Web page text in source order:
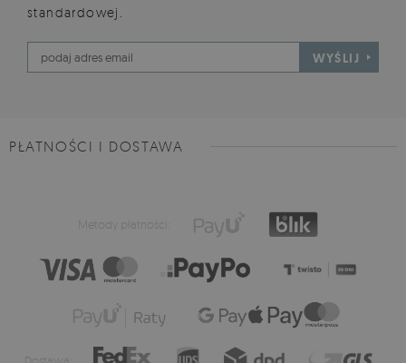
standardowej.
WYŚLIJ
PŁATNOŚCI I DOSTAWA
Metody płatności: